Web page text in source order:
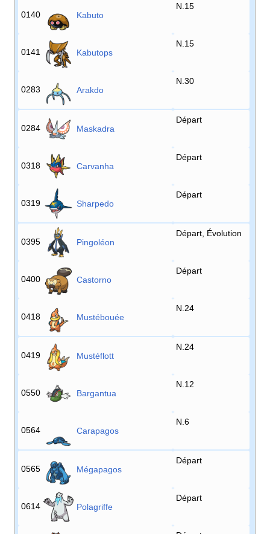
0140 Kabuto
N.15
0141 Kabutops
N.15
0283 Arakdo
N.30
0284 Maskadra
Départ
0318 Carvanha
Départ
0319 Sharpedo
Départ
0395 Pingoléon
Départ, Évolution
0400 Castorno
Départ
0418 Mustébouée
N.24
0419 Mustéflott
N.24
0550 Bargantua
N.12
0564 Carapagos
N.6
0565 Mégapagos
Départ
0614 Polagriffe
Départ